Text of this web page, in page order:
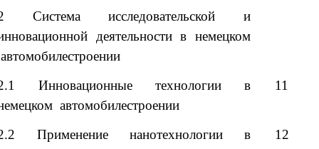
Система исследовательской и
деятельности в немецком
Инновационные технологии в
автомобилестроении
11
Применение нанотехнологии в
12